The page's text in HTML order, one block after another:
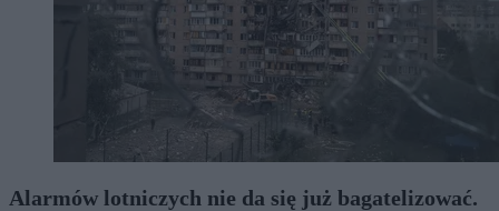
Alarmów lotniczych nie da się już bagatelizować.